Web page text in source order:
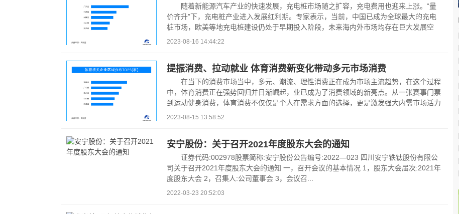
随着新能源汽车产业的快速发展，充电桩市场随之扩容，充电费用也迎来上涨。“量
价齐升”下，充电桩产业进入发展红利期。专家表示，当前，中国已成为全球最大的充电
桩市场，欧美等地充电桩建设仍处于早期投入阶段，未来海内外市场均存在巨大发展空
间。我国企业...
2023-08-16 14:44:22
提振消费、拉动就业 体育消费新变化带动多元市场消费
在当下的消费市场当中，多元、潮流、理性消费正在成为市场主流趋势，在这个过程
中，体育消费正在强势回归并日渐崛起，业已成为了消费领域的新亮点。从一张赛事门票
到运动健身消费，体育消费不仅仅是个人在需求方面的选择，更是激发强大内需市场活力
的重要引领...
2023-08-15 13:58:52
安宁股份：关于召开2021年度股东大会的通知
证券代码:002978股票简称:安宁股份公告编号:2022—023 四川安宁铁钛股份有限公
司关于召开2021年度股东大会的通知 一，召开会议的基本情况 1，股东大会届次:2021年
度股东大会 2，召集人:公司董事会 3，会议召...
2022-03-23 20:52:03